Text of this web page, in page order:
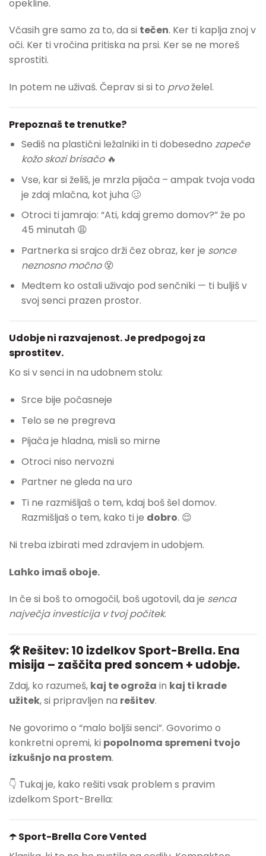
opekline.
Včasih gre samo za to, da si tečen. Ker ti kaplja znoj v
oči. Ker ti vročina pritiska na prsi. Ker se ne moreš
sprostiti.
In potem ne uživaš. Čeprav si si to prvoželel.
Prepoznaš te trenutke?
Sediš na plastični ležalniki in ti dobesedno zapeče
kožo skozi brisačo🔥
Vse, kar si želiš, je mrzla pijača – ampak tvoja voda
je zdaj mlačna, kot juha 🥴
Otroci ti jamrajo: “Ati, kdaj gremo domov?” že po
45 minutah 😩
Partnerka si srajco drži čez obraz, ker je sonce
neznosno močno😵
Medtem ko ostali uživajo pod senčniki — ti buljiš v
svoj senci prazen prostor.
Udobje ni razvajenost. Je predpogoj za
sprostitev.
Ko si v senci in na udobnem stolu:
Srce bije počasneje
Telo se ne pregreva
Pijača je hladna, misli so mirne
Otroci niso nervozni
Partner ne gleda na uro
Ti ne razmišljaš o tem, kdaj boš šel domov.
Razmišljaš o tem, kako ti je dobro. 😌
Ni treba izbirati med zdravjem in udobjem.
Lahko imaš oboje.
In če si boš to omogočil, boš ugotovil, da je senca
največja investicija v tvoj počitek.
🛠 Rešitev: 10 izdelkov Sport-Brella. Ena
misija – zaščita pred soncem + udobje.
Zdaj, ko razumeš, kaj te ogroža in kaj ti krade
užitek, si pripravljen na rešitev.
Ne govorimo o “malo boljši senci”. Govorimo o
konkretni opremi, ki popolnoma spremeni tvojo
izkušnjo na prostem.
👇 Tukaj je, kako rešiti vsak problem s pravim
izdelkom Sport-Brella:
☂️ Sport-Brella Core Vented